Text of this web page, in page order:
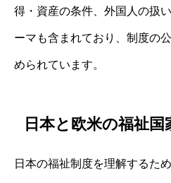
得・資産の条件、外国人の扱
ーマも含まれており、制度の
められています。
日本と欧米の福祉
日本の福祉制度を理解するた